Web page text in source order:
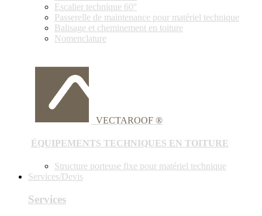
Escalier technique 60°
Passerelle de maintenance pour matériel technique
Balisage et cheminement en toiture
Nomenclature
VECTAROOF ®
ÉQUIPEMENTS TECHNIQUES EN TOITURE
Structure porteuse fixe pour matériel technique
Services/Devis
Services